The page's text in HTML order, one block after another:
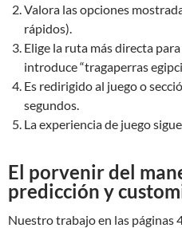
Valora las opciones
rápidos).
Elige la ruta más directa
introduce “tragaperras
Es redirigido al juego o
segundos.
La experiencia de juego
El porvenir del
predicción y
Nuestro trabajo en las páginas